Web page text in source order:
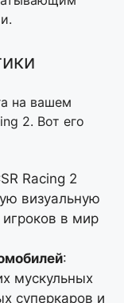
на вашем
2. Вот его
Racing 2
визуальную
в мир
:
мускульных
суперкаров и